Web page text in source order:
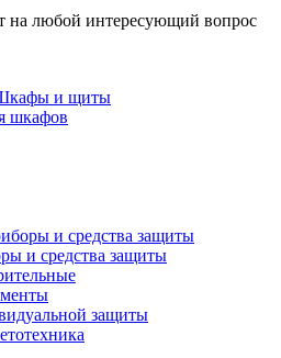
на любой интересующий вопрос
и щиты
шкафов
и средства защиты
защиты